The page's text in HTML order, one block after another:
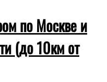
по Москве и
(до 10км от